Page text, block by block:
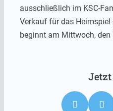
ausschließlich im KSC-
Verkauf für das Heimspiel
beginnt am Mittwoch, den